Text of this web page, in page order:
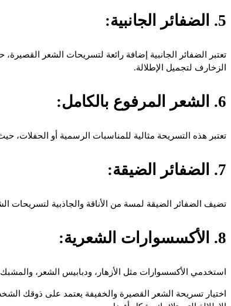
5. الضفائر الجانبية:
تعتبر الضفائر الجانبية إضافة رائعة لتسريحات الشعر
الزخارف لتجميل الإطلالة.
6. الشعر المرفوع بالكامل:
تعتبر هذه التسريحة مثالية للمناسبات الرسمية أو الحفلات،
7. الضفائر الضيقة:
تضيف الضفائر الضيقة لمسة من الأناقة والجاذبية
8. الأكسسوارات الشعرية:
استخدمي الأكسسوارات مثل الأزهار، ودبابيس الشعر،
اختيار تسريحة الشعر القصيرة والخفيفة يعتمد على ذوقك